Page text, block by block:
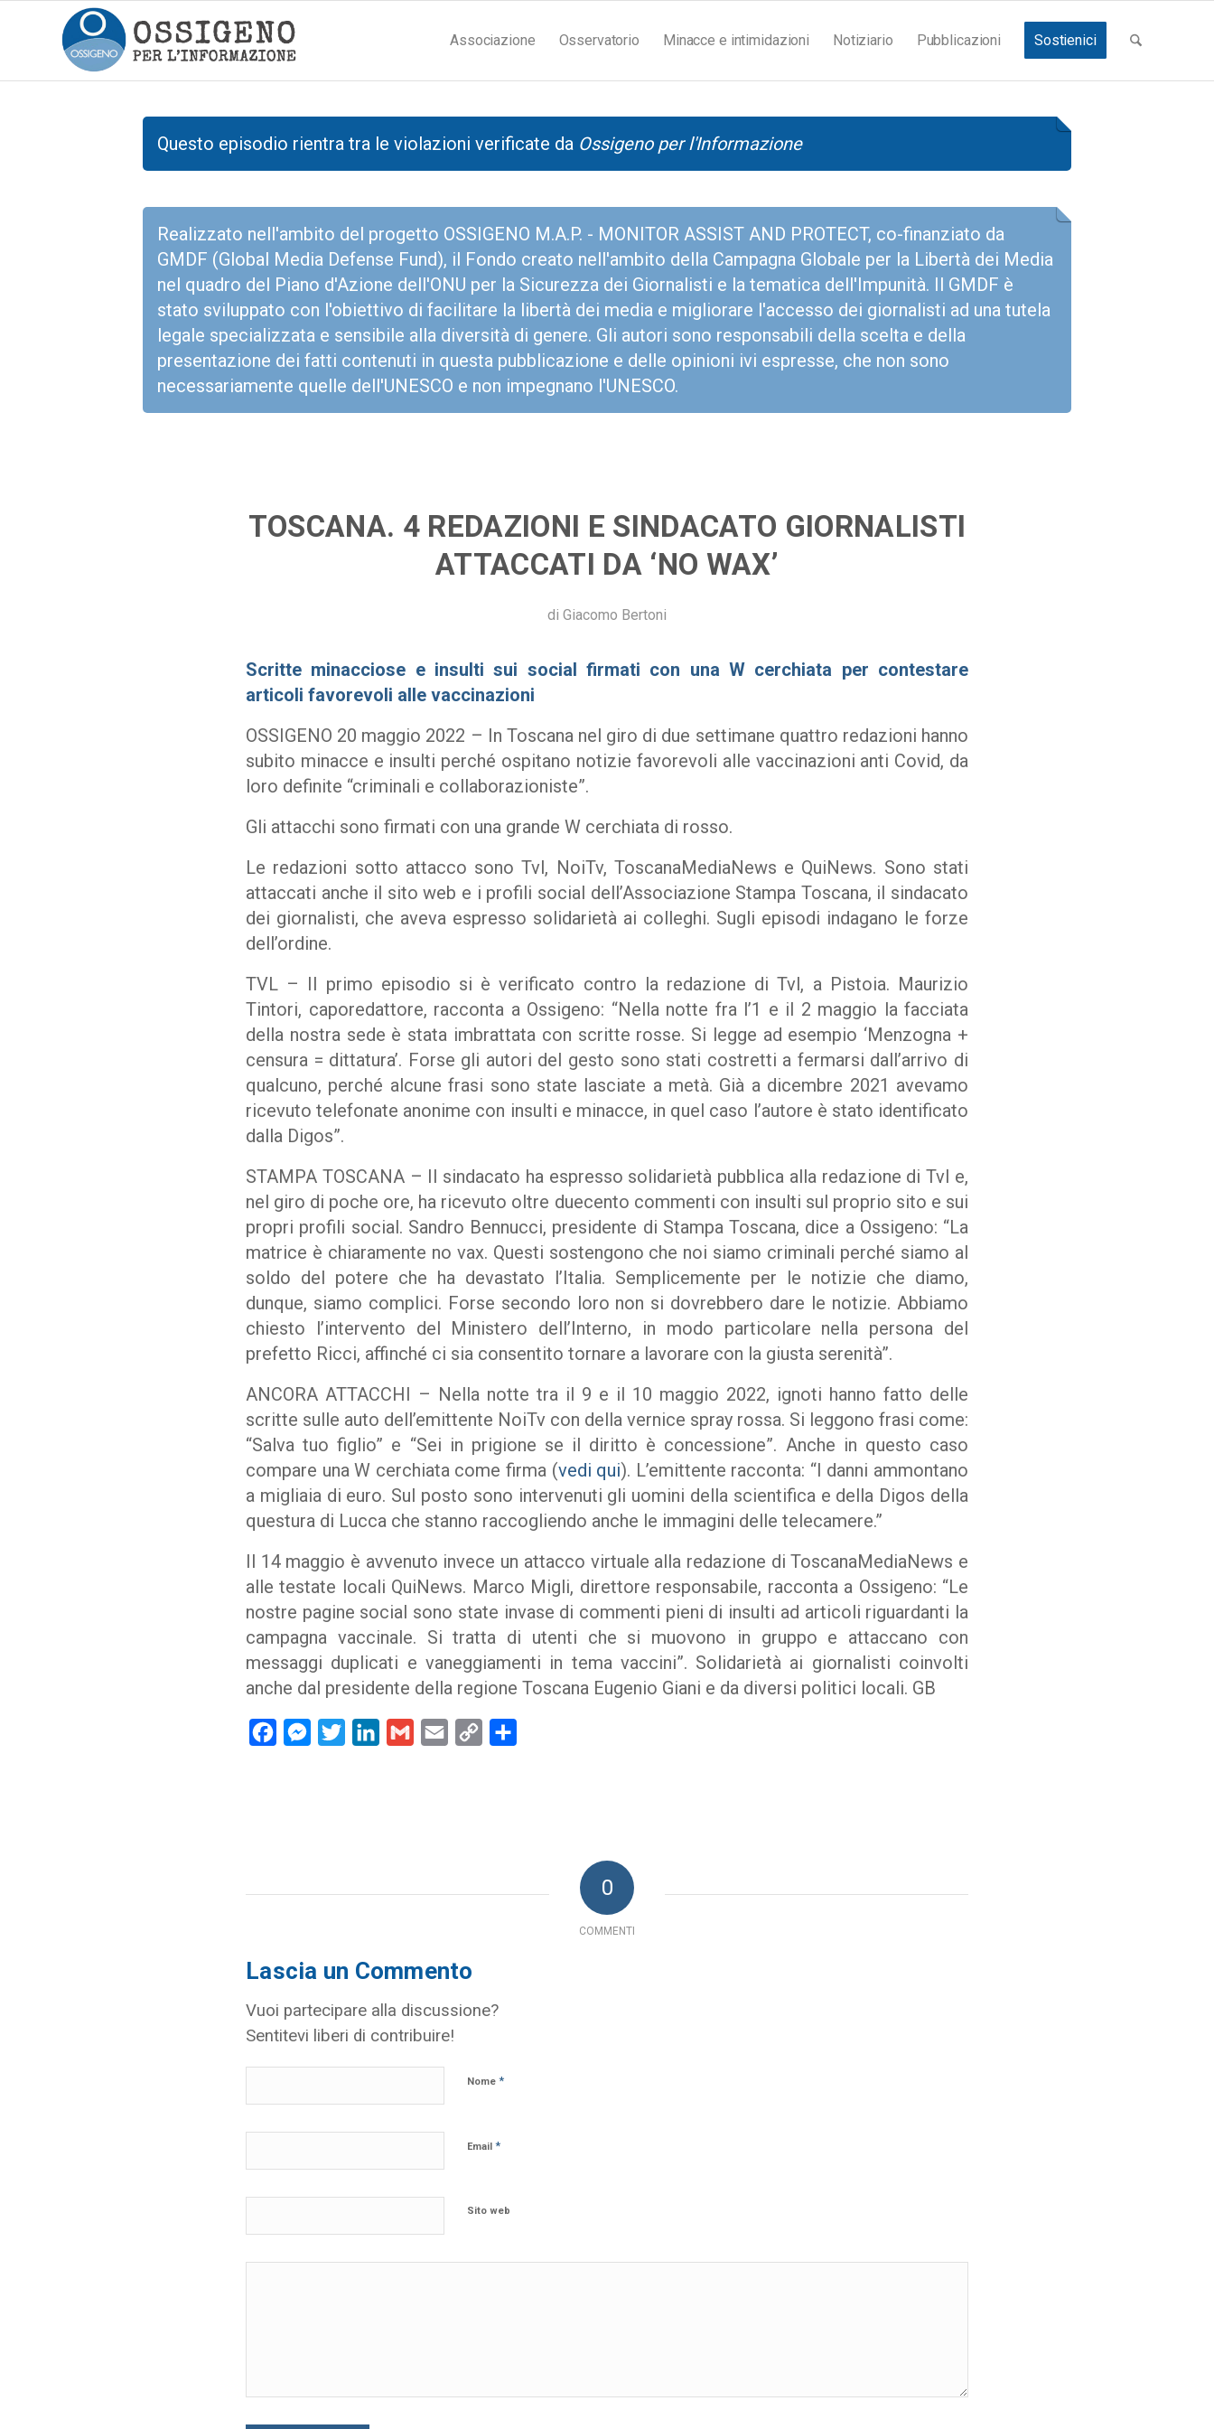
Associazione Osservatorio Minacce e intimidazioni Notiziario Pubblicazioni Sostienici
Questo episodio rientra tra le violazioni verificate da Ossigeno per l'Informazione
Realizzato nell'ambito del progetto OSSIGENO M.A.P. - MONITOR ASSIST AND PROTECT, co-finanziato da
GMDF (Global Media Defense Fund), il Fondo creato nell'ambito della Campagna Globale per la Libertà dei Media
nel quadro del Piano d'Azione dell'ONU per la Sicurezza dei Giornalisti e la tematica dell'Impunità. Il GMDF è
stato sviluppato con l'obiettivo di facilitare la libertà dei media e migliorare l'accesso dei giornalisti ad una tutela
legale specializzata e sensibile alla diversità di genere. Gli autori sono responsabili della scelta e della
presentazione dei fatti contenuti in questa pubblicazione e delle opinioni ivi espresse, che non sono
necessariamente quelle dell'UNESCO e non impegnano l'UNESCO.
TOSCANA. 4 REDAZIONI E SINDACATO GIORNALISTI
ATTACCATI DA ‘NO WAX’
di Giacomo Bertoni
Scritte minacciose e insulti sui social firmati con una W cerchiata per contestare
articoli favorevoli alle vaccinazioni
OSSIGENO 20 maggio 2022 – In Toscana nel giro di due settimane quattro redazioni hanno
subito minacce e insulti perché ospitano notizie favorevoli alle vaccinazioni anti Covid, da
loro definite “criminali e collaborazioniste”.
Gli attacchi sono firmati con una grande W cerchiata di rosso.
Le redazioni sotto attacco sono Tvl, NoiTv, ToscanaMediaNews e QuiNews. Sono stati
attaccati anche il sito web e i profili social dell’Associazione Stampa Toscana, il sindacato
dei giornalisti, che aveva espresso solidarietà ai colleghi. Sugli episodi indagano le forze
dell’ordine.
TVL – Il primo episodio si è verificato contro la redazione di Tvl, a Pistoia. Maurizio
Tintori, caporedattore, racconta a Ossigeno: “Nella notte fra l’1 e il 2 maggio la facciata
della nostra sede è stata imbrattata con scritte rosse. Si legge ad esempio ‘Menzogna +
censura = dittatura’. Forse gli autori del gesto sono stati costretti a fermarsi dall’arrivo di
qualcuno, perché alcune frasi sono state lasciate a metà. Già a dicembre 2021 avevamo
ricevuto telefonate anonime con insulti e minacce, in quel caso l’autore è stato identificato
dalla Digos”.
STAMPA TOSCANA – Il sindacato ha espresso solidarietà pubblica alla redazione di Tvl e,
nel giro di poche ore, ha ricevuto oltre duecento commenti con insulti sul proprio sito e sui
propri profili social. Sandro Bennucci, presidente di Stampa Toscana, dice a Ossigeno: “La
matrice è chiaramente no vax. Questi sostengono che noi siamo criminali perché siamo al
soldo del potere che ha devastato l’Italia. Semplicemente per le notizie che diamo,
dunque, siamo complici. Forse secondo loro non si dovrebbero dare le notizie. Abbiamo
chiesto l’intervento del Ministero dell’Interno, in modo particolare nella persona del
prefetto Ricci, affinché ci sia consentito tornare a lavorare con la giusta serenità”.
ANCORA ATTACCHI – Nella notte tra il 9 e il 10 maggio 2022, ignoti hanno fatto delle
scritte sulle auto dell’emittente NoiTv con della vernice spray rossa. Si leggono frasi come:
“Salva tuo figlio” e “Sei in prigione se il diritto è concessione”. Anche in questo caso
compare una W cerchiata come firma (vedi qui). L’emittente racconta: “I danni ammontano
a migliaia di euro. Sul posto sono intervenuti gli uomini della scientifica e della Digos della
questura di Lucca che stanno raccogliendo anche le immagini delle telecamere.”
Il 14 maggio è avvenuto invece un attacco virtuale alla redazione di ToscanaMediaNews e
alle testate locali QuiNews. Marco Migli, direttore responsabile, racconta a Ossigeno: “Le
nostre pagine social sono state invase di commenti pieni di insulti ad articoli riguardanti la
campagna vaccinale. Si tratta di utenti che si muovono in gruppo e attaccano con
messaggi duplicati e vaneggiamenti in tema vaccini”. Solidarietà ai giornalisti coinvolti
anche dal presidente della regione Toscana Eugenio Giani e da diversi politici locali. GB
FacebookMessenger
Twitter LinkedInGmail Email
Copy
0
COMMENTI
Lascia un Commento
Vuoi partecipare alla discussione?
Sentitevi liberi di contribuire!
Nome *
Email *
Sito web